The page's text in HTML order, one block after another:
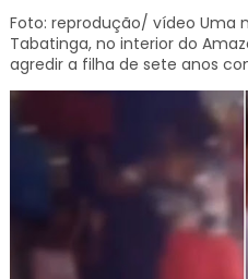
Foto: reprodução/ vídeo Uma
Tabatinga, no interior do
agredir a filha de sete anos